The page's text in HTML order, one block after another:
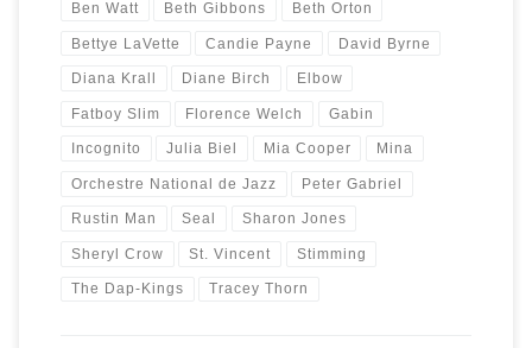
Ben Watt Beth Gibbons Beth Orton
Bettye LaVette Candie Payne David Byrne
Diana Krall Diane Birch Elbow
Fatboy Slim Florence Welch Gabin
Incognito Julia Biel Mia Cooper Mina
Orchestre National de Jazz Peter Gabriel
Rustin Man Seal Sharon Jones
Sheryl Crow St. Vincent Stimming
The Dap-Kings Tracey Thorn